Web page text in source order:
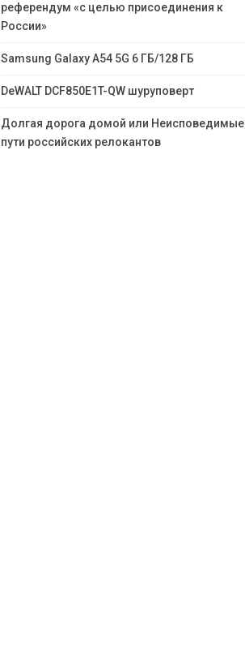
референдум «с целью присоединения к
России»
Samsung Galaxy A54 5G 6 ГБ/128 ГБ
DeWALT DCF850E1T-QW шуруповерт
Долгая дорога домой или Неисповедимые
пути российских релокантов